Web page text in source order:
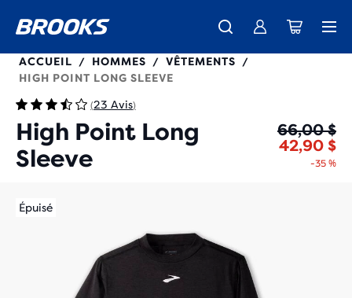
211474ACCUEIL / HOMMES / VÊTEMENTS
/
HIGH POINT LONG SLEEVE
(23 Avis)
High Point Long
Sleeve
66,00 $
42,90 $
-35 %
Épuisé